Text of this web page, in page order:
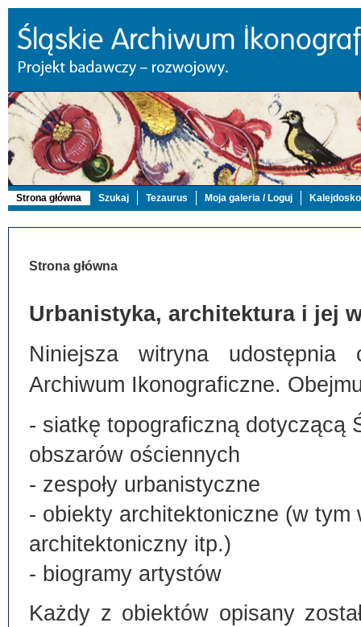
Strona główna Szukaj Tezaurus Moja galeria / Loguj
Strona główna
Urbanistyka, architektura i jej
Niniejsza witryna
Archiwum Ikonograficzne.
- siatkę topograficzną dotyczącą
obszarów ościennych
- zespoły urbanistyczne
- obiekty architektoniczne (w
architektoniczny itp.)
- biogramy artystów
Każdy z obiektów opisany